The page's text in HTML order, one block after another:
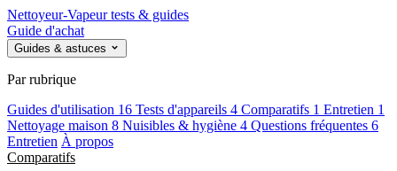
Nettoyeur-Vapeur tests & guides
Guide d'achat
Guides & astuces
Par rubrique
Guides d'utilisation 16 Tests d'appareils 4 Comparatifs 1 Entretien 1
Nettoyage maison 8 Nuisibles & hygiène 4 Questions fréquentes 6
Entretien À propos
Comparatifs